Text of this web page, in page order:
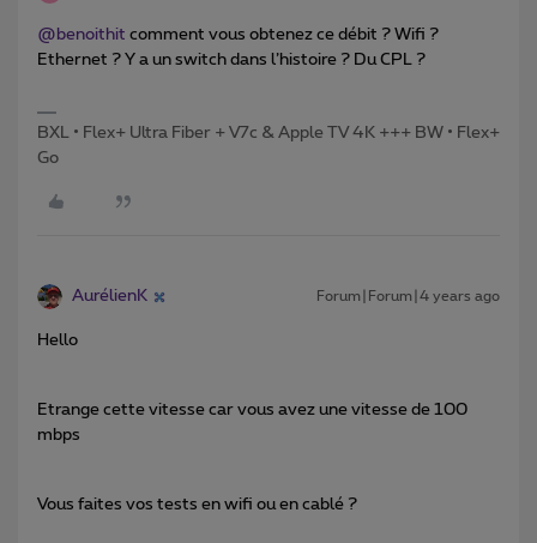
@benoithit comment vous obtenez ce débit ? Wifi ?
Ethernet ? Y a un switch dans l’histoire ? Du CPL ?
BXL • Flex+ Ultra Fiber + V7c & Apple TV 4K +++ BW • Flex+
Go
AurélienK Forum|Forum|4 years ago
Hello
Etrange cette vitesse car vous avez une vitesse de 100
mbps
Vous faites vos tests en wifi ou en cablé ?